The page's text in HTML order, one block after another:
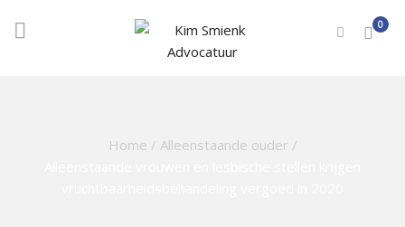
0
Home / Alleenstaande ouder /